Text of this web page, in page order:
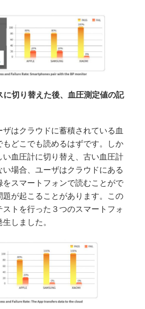
に切り替えた後、血圧測定値の記
はクラウドに蓄積されている血
もどこでも読めるはずです。しか
い血圧計に切り替え、古い血圧計
い場合、ユーザはクラウドにある
をスマートフォンで読むことがで
題が起こることがあります。この
ストを行った３つのスマートフォ
しました。